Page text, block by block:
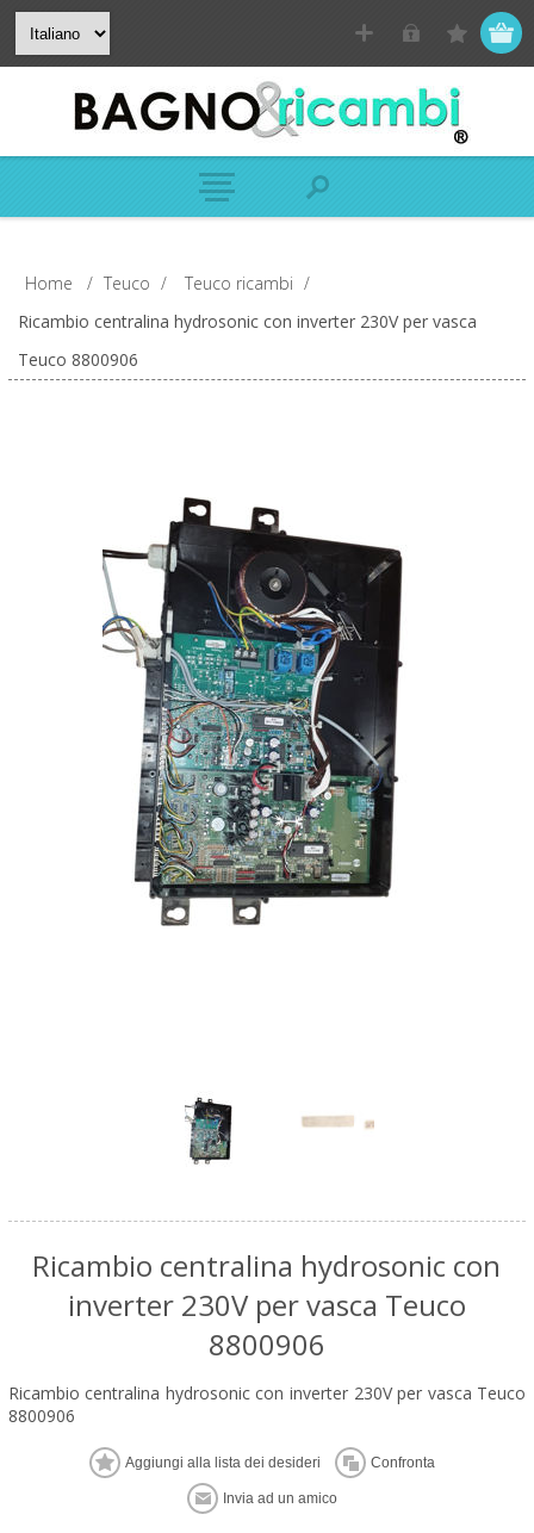
Home / Teuco / Teuco ricambi /
Ricambio centralina hydrosonic con inverter 230V per vasca
Teuco 8800906
Ricambio centralina hydrosonic con
inverter 230V per vasca Teuco
8800906
Ricambio centralina hydrosonic con inverter 230V per vasca Teuco
8800906